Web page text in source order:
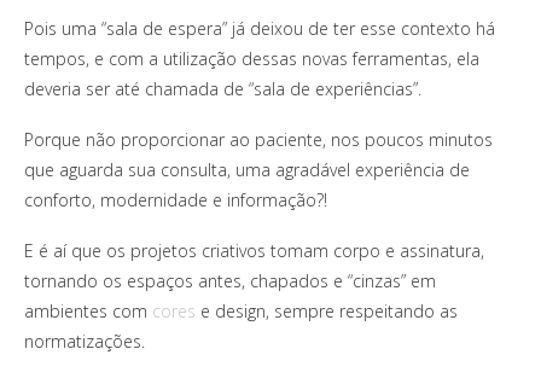
Pois uma “sala de espera” já deixou de ter esse contexto há
tempos, e com a utilização dessas novas ferramentas, ela
deveria ser até chamada de “sala de experiências”.
Porque não proporcionar ao paciente, nos poucos minutos
que aguarda sua consulta, uma agradável experiência de
conforto, modernidade e informação?!
E é aí que os projetos criativos tomam corpo e assinatura,
tornando os espaços antes, chapados e “cinzas” em
ambientes com cores e design, sempre respeitando as
normatizações.